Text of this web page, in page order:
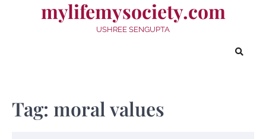
mylifemysociety.com
USHREE SENGUPTA
Tag: moral values